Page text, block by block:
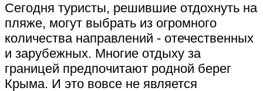
Сегодня туристы, решившие отдохнуть на
пляже, могут выбрать из огромного
количества направлений - отечественных
и зарубежных. Многие отдыху за
границей предпочитают родной берег
Крыма. И это вовсе не является